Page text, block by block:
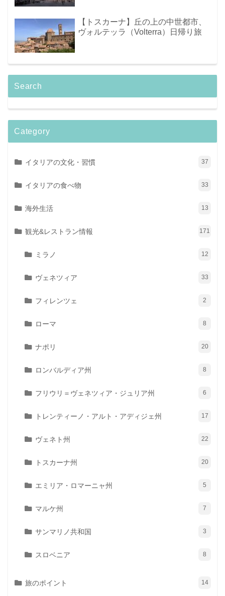
【トスカーナ】丘の上の中世都市、
ヴォルテッラ（Volterra）日帰り旅
Search
Category
イタリアの文化・習慣 37
イタリアの食べ物 33
海外生活 13
観光&レストラン情報 171
ミラノ 12
ヴェネツィア 33
フィレンツェ 2
ローマ 8
ナポリ 20
ロンバルディア州 8
フリウリ＝ヴェネツィア・ジュリア州 6
トレンティーノ・アルト・アディジェ州 17
ヴェネト州 22
トスカーナ州 20
エミリア・ロマーニャ州 5
マルケ州 7
サンマリノ共和国 3
スロベニア 8
旅のポイント 14